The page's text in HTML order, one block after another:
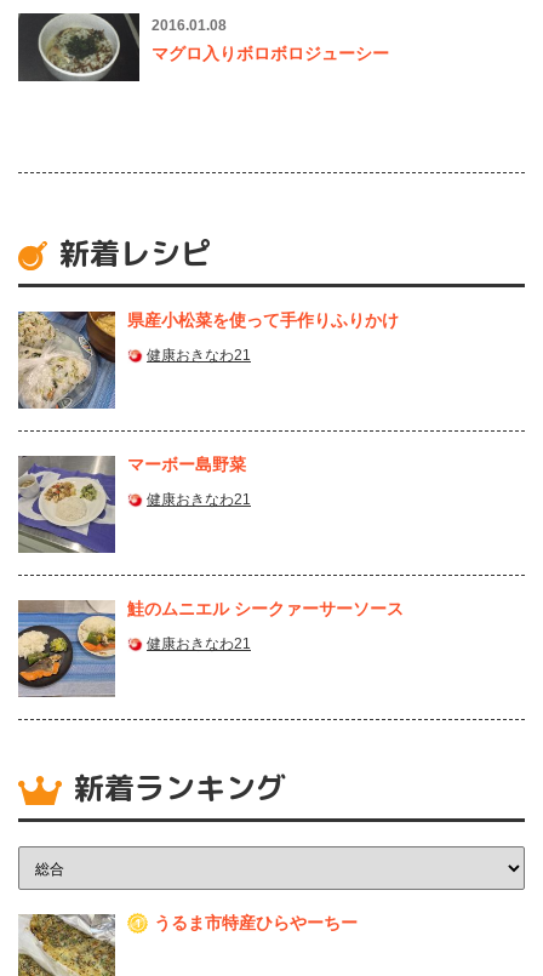
2016.01.08
マグロ入りボロボロジューシー
新着レシピ
県産⼩松菜を使って⼿作りふりかけ
健康おきなわ21
マーボー島野菜
健康おきなわ21
鮭のムニエル シークァーサーソース
健康おきなわ21
新着ランキング
1 うるま市特産ひらやーちー